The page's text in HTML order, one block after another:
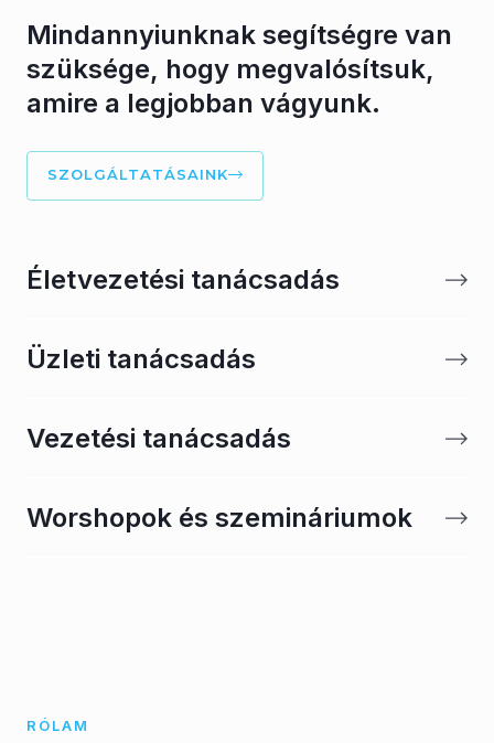
Mindannyiunknak segítségre van
szüksége, hogy megvalósítsuk,
amire a legjobban vágyunk.
SZOLGÁLTATÁSAINK
Életvezetési tanácsadás
Üzleti tanácsadás
Vezetési tanácsadás
Worshopok és szemináriumok
RÓLAM